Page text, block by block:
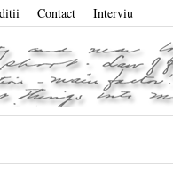
Contact Interviu